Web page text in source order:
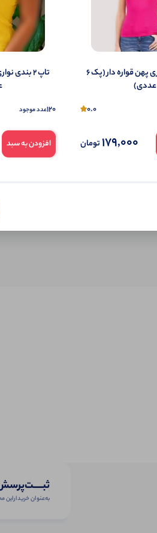
ثبـــــت‌دیدگاه
به‌عنوان کاربر
شما هم می‌توانید
تمایل می‌توانید به صورت
به‌عنوان
تاپ ۲ بندی نواری پهن قواره دار (پک 6
عددی)
0.0
179,000تومان
120عدد موجود
افزودن به سبد